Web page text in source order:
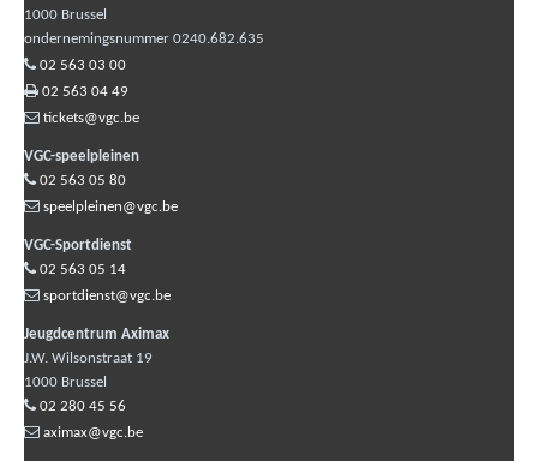
1000 Brussel
ondernemingsnummer 0240.682.635
02 563 03 00
02 563 04 49
tickets@vgc.be
VGC-speelpleinen
02 563 05 80
speelpleinen@vgc.be
VGC-Sportdienst
02 563 05 14
sportdienst@vgc.be
Jeugdcentrum Aximax
J.W. Wilsonstraat 19
1000 Brussel
02 280 45 56
aximax@vgc.be